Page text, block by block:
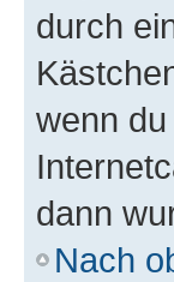
durch
wenn
dann
Nach